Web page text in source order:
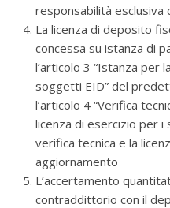
responsabilità
La licenza di deposito
concessa su istanza di
l’articolo 3 “Istanza per
soggetti EID” del
l’articolo 4 “Verifica
licenza di esercizio per
verifica tecnica e la
aggiornamento
L’accertamento
contraddittorio con il